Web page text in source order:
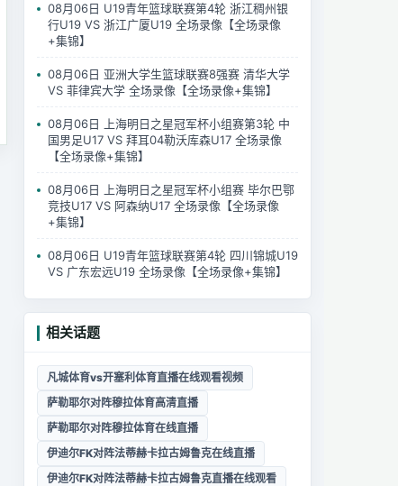
08月06日 U19青年篮球联赛第4轮 浙江稠州银
行U19 VS 浙江广厦U19 全场录像【全场录像
+集锦】
08月06日 亚洲大学生篮球联赛8强赛 清华大学
VS 菲律宾大学 全场录像【全场录像+集锦】
08月06日 上海明日之星冠军杯小组赛第3轮 中
国男足U17 VS 拜耳04勒沃库森U17 全场录像
【全场录像+集锦】
08月06日 上海明日之星冠军杯小组赛 毕尔巴鄂
竞技U17 VS 阿森纳U17 全场录像【全场录像
+集锦】
08月06日 U19青年篮球联赛第4轮 四川锦城U19
VS 广东宏远U19 全场录像【全场录像+集锦】
相关话题
凡城体育vs开塞利体育直播在线观看视频
萨勒耶尔对阵穆拉体育高清直播
萨勒耶尔对阵穆拉体育在线直播
伊迪尔FK对阵法蒂赫卡拉古姆鲁克在线直播
伊迪尔FK对阵法蒂赫卡拉古姆鲁克直播在线观看